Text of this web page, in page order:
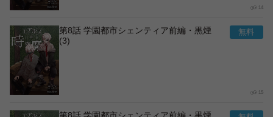
14
第8話 学園都市シェンティア前編・黒煙
(3)
15